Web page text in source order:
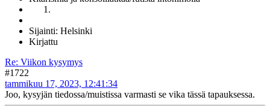
Sijainti: Helsinki
Kirjattu
Re: Viikon kysymys
#1722
tammikuu 17, 2023, 12:41:34
Joo, kysyjän tiedossa/muistissa varmasti se vika tässä tapauksessa.